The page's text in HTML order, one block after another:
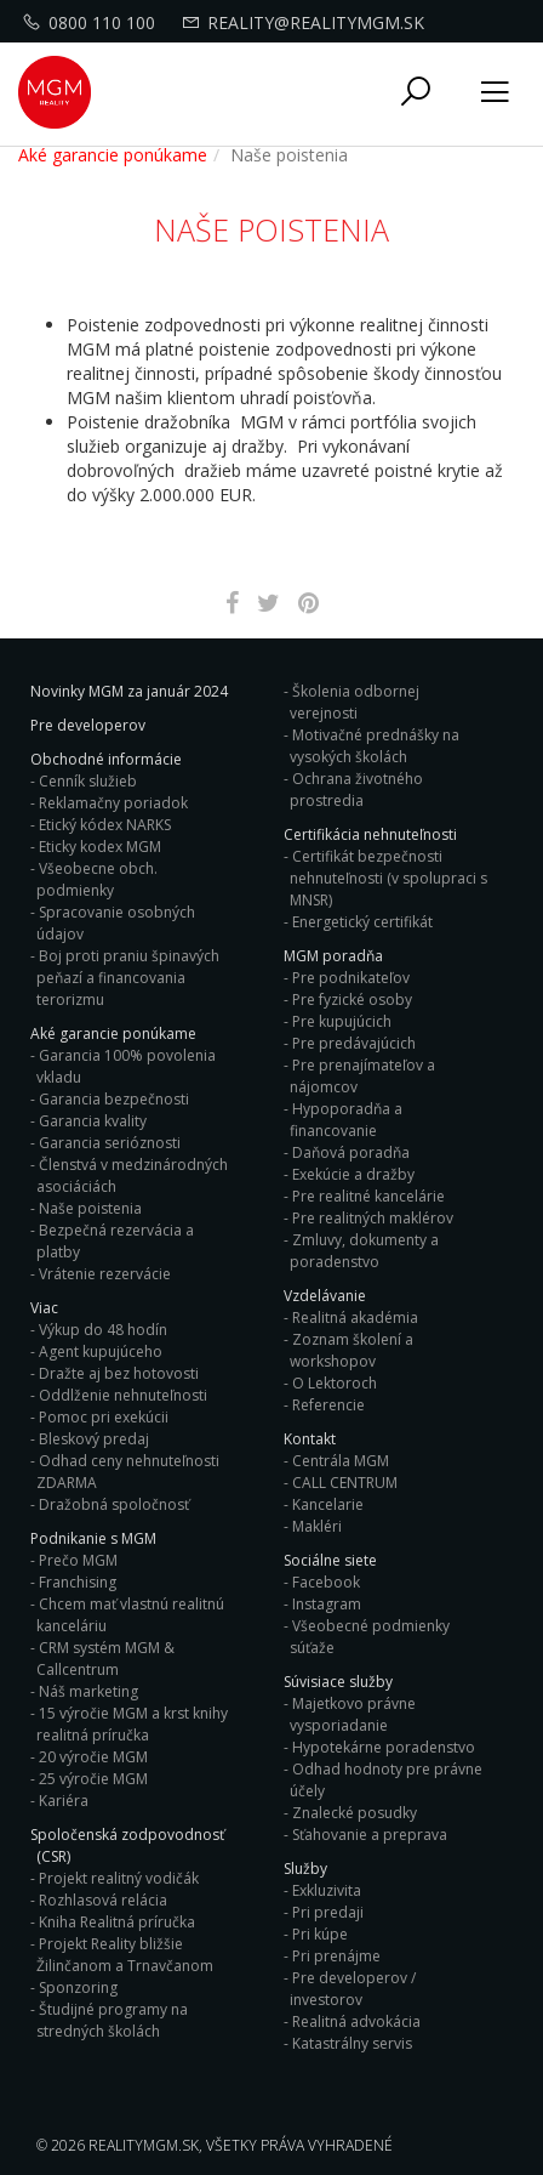
0800 110 100 REALITY@REALITYMGM.SK
Toggle
Aké garancie ponúkame Naše poistenia
NAŠE POISTENIA
Poistenie zodpovednosti pri výkonne realitnej činnosti
MGM má platné poistenie zodpovednosti pri výkone
realitnej činnosti, prípadné spôsobenie škody činnosťou
MGM našim klientom uhradí poisťovňa.
Poistenie dražobníka MGM v rámci portfólia svojich
služieb organizuje aj dražby. Pri vykonávaní
dobrovoľných dražieb máme uzavreté poistné krytie až
do výšky 2.000.000 EUR.
Novinky MGM za január 2024
Pre developerov
Obchodné informácie
Cenník služieb
Reklamačny poriadok
Etický kódex NARKS
Eticky kodex MGM
Všeobecne obch.
podmienky
Spracovanie osobných
údajov
Boj proti praniu špinavých
peňazí a financovania
terorizmu
Aké garancie ponúkame
Garancia 100% povolenia
vkladu
Garancia bezpečnosti
Garancia kvality
Garancia serióznosti
Členstvá v medzinárodných
asociáciách
Naše poistenia
Bezpečná rezervácia a
platby
Vrátenie rezervácie
Viac
Výkup do 48 hodín
Agent kupujúceho
Dražte aj bez hotovosti
Oddlženie nehnuteľnosti
Pomoc pri exekúcii
Bleskový predaj
Odhad ceny nehnuteľnosti
ZDARMA
Dražobná spoločnosť
Podnikanie s MGM
Prečo MGM
Franchising
Chcem mať vlastnú realitnú
kanceláriu
CRM systém MGM &
Callcentrum
Náš marketing
15 výročie MGM a krst knihy
realitná príručka
20 výročie MGM
25 výročie MGM
Kariéra
Spoločenská zodpovodnosť
(CSR)
Projekt realitný vodičák
Rozhlasová relácia
Kniha Realitná príručka
Projekt Reality bližšie
Žilinčanom a Trnavčanom
Sponzoring
Študijné programy na
stredných školách
Školenia odbornej
verejnosti
Motivačné prednášky na
vysokých školách
Ochrana životného
prostredia
Certifikácia nehnuteľnosti
Certifikát bezpečnosti
nehnuteľnosti (v spolupraci s
MNSR)
Energetický certifikát
MGM poradňa
Pre podnikateľov
Pre fyzické osoby
Pre kupujúcich
Pre predávajúcich
Pre prenajímateľov a
nájomcov
Hypoporadňa a
financovanie
Daňová poradňa
Exekúcie a dražby
Pre realitné kancelárie
Pre realitných maklérov
Zmluvy, dokumenty a
poradenstvo
Vzdelávanie
Realitná akadémia
Zoznam školení a
workshopov
O Lektoroch
Referencie
Kontakt
Centrála MGM
CALL CENTRUM
Kancelarie
Makléri
Sociálne siete
Facebook
Instagram
Všeobecné podmienky
súťaže
Súvisiace služby
Majetkovo právne
vysporiadanie
Hypotekárne poradenstvo
Odhad hodnoty pre právne
účely
Znalecké posudky
Sťahovanie a preprava
Služby
Exkluzivita
Pri predaji
Pri kúpe
Pri prenájme
Pre developerov /
investorov
Realitná advokácia
Katastrálny servis
© 2026 REALITYMGM.SK, VŠETKY PRÁVA VYHRADENÉ